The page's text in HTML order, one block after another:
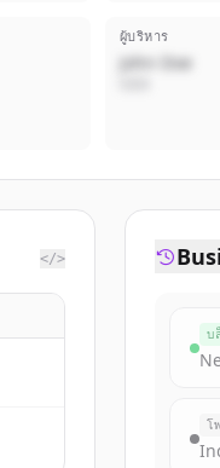
ผู้บริหาร
John Doe
</>
บ
โ